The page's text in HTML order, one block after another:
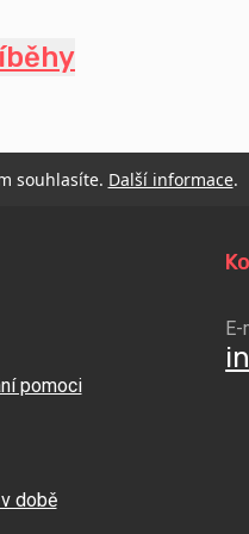
souhlasíte. Další informace.
pomoci
době
E-